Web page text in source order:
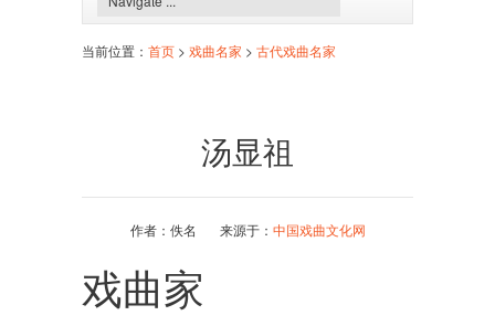
当前位置： 首页 > 戏曲名家 > 古代戏曲名家
汤显祖
作者：佚名 来源于： 中国戏曲文化网
戏曲家